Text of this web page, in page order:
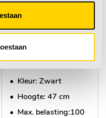
Adviesprijs:€ 49,95
• Kleur: Zwart
• Hoogte: 47 cm
• Max. belasting:100